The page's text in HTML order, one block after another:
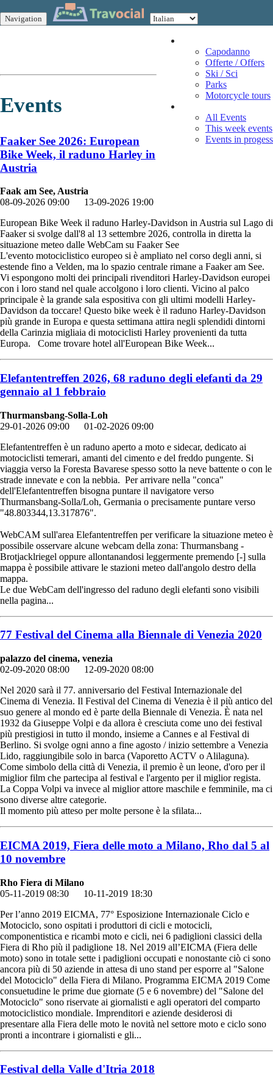
Navigation
Capodanno
Offerte / Offers
Ski / Sci
Parks
Motorcycle tours
All Events
This week events
Events in progess
Events
Faaker See 2026: European
Bike Week, il raduno Harley in
Austria
Faak am See, Austria
08-09-2026 09:00
13-09-2026 19:00
European Bike Week il raduno Harley-Davidson in Austria sul Lago di
Faaker si svolge dall'8 al 13 settembre 2026, controlla in diretta la
situazione meteo dalle WebCam su Faaker See
L'evento motociclistico europeo si è ampliato nel corso degli anni, si
estende fino a Velden, ma lo spazio centrale rimane a Faaker am See.
Vi espongono molti dei principali rivenditori Harley-Davidson europei
con i loro stand nel quale accolgono i loro clienti. Vicino al palco
principale è la grande sala espositiva con gli ultimi modelli Harley-
Davidson da toccare! Questo bike week è il raduno Harley-Davidson
più grande in Europa e questa settimana attira negli splendidi dintorni
della Carinzia migliaia di motociclisti Harley provenienti da tutta
Europa. Come trovare hotel all'European Bike Week...
Elefantentreffen 2026, 68 raduno degli elefanti da 29
gennaio al 1 febbraio
Thurmansbang-Solla-Loh
29-01-2026 09:00
01-02-2026 09:00
Elefantentreffen è un raduno aperto a moto e sidecar, dedicato ai
motociclisti temerari, amanti del cimento e del freddo pungente. Si
viaggia verso la Foresta Bavarese spesso sotto la neve battente o con le
strade innevate e con la nebbia. Per arrivare nella "conca"
dell'Elefantentreffen bisogna puntare il navigatore verso
Thurmansbang-Solla/Loh, Germania o precisamente puntare verso
"48.803344,13.317876".
WebCAM sull'area Elefantentreffen per verificare la situazione meteo è
possibile osservare alcune webcam della zona: Thurmansbang -
Brotjacklriegel oppure allontanandosi leggermente premendo [-] sulla
mappa è possibile attivare le stazioni meteo dall'angolo destro della
mappa.
Le due WebCam dell'ingresso del raduno degli elefanti sono visibili
nella pagina...
77 Festival del Cinema alla Biennale di Venezia 2020
palazzo del cinema, venezia
02-09-2020 08:00
12-09-2020 08:00
Nel 2020 sarà il 77. anniversario del Festival Internazionale del
Cinema di Venezia. Il Festival del Cinema di Venezia è il più antico del
suo genere al mondo ed è parte della Biennale di Venezia. È nata nel
1932 da Giuseppe Volpi e da allora è cresciuta come uno dei festival
più prestigiosi in tutto il mondo, insieme a Cannes e al Festival di
Berlino. Si svolge ogni anno a fine agosto / inizio settembre a Venezia
Lido, raggiungibile solo in barca (Vaporetto ACTV o Alilaguna).
Come simbolo della città di Venezia, il premio è un leone, d'oro per il
miglior film che partecipa al festival e l'argento per il miglior regista.
La Coppa Volpi va invece al miglior attore maschile e femminile, ma ci
sono diverse altre categorie.
Il momento più atteso per molte persone è la sfilata...
EICMA 2019, Fiera delle moto a Milano, Rho dal 5 al
10 novembre
Rho Fiera di Milano
05-11-2019 08:30
10-11-2019 18:30
Per l’anno 2019 EICMA, 77° Esposizione Internazionale Ciclo e
Motociclo, sono ospitati i produttori di cicli e motocicli,
componentistica e ricambi moto e cicli, nei 6 padiglioni classici della
Fiera di Rho più il padiglione 18. Nel 2019 all’EICMA (Fiera delle
moto) sono in totale sette i padiglioni occupati e nonostante ciò ci sono
ancora più di 50 aziende in attesa di uno stand per esporre al "Salone
del Motociclo" della Fiera di Milano. Programma EICMA 2019 Come
consuetudine le prime due giornate (5 e 6 novembre) del "Salone del
Motociclo" sono riservate ai giornalisti e agli operatori del comparto
motociclistico mondiale. Imprenditori e aziende desiderosi di
presentare alla Fiera delle moto le novità nel settore moto e ciclo sono
pronti a incontrare i giornalisti e gli...
Festival della Valle d'Itria 2018